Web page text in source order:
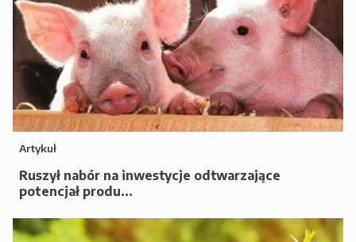
Artykuł
Ruszył nabór na inwestycje odtwarzające
potencjał produ...